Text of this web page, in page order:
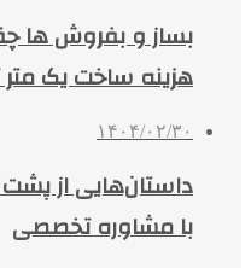
بساز و بفروش ها
هزینه ساخت یک متر
۱۴۰۴/۰۲/۳۰
داستان‌هایی از
با مشاوره تخصصی